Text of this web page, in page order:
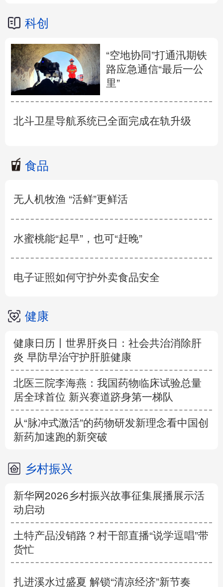
科创
“空地协同”打通汛期铁
路应急通信“最后一公
里”
北斗卫星导航系统已全面完成在轨升级
食品
无人机牧渔 “活鲜”更鲜活
水蜜桃能“起早”，也可“赶晚”
电子证照如何守护外卖食品安全
健康
健康日历丨世界肝炎日：社会共治消除肝
炎 早防早治守护肝脏健康
北医三院李海燕：我国药物临床试验总量
居全球首位 新兴赛道跻身第一梯队
从“脉冲式激活”的药物研发新理念看中国创
新药加速跑的新突破
乡村振兴
新华网2026乡村振兴故事征集展播展示活
动启动
土特产品没销路？村干部直播“说学逗唱”带
货忙
扎进溪水过盛夏 解锁“清凉经济”新节奏